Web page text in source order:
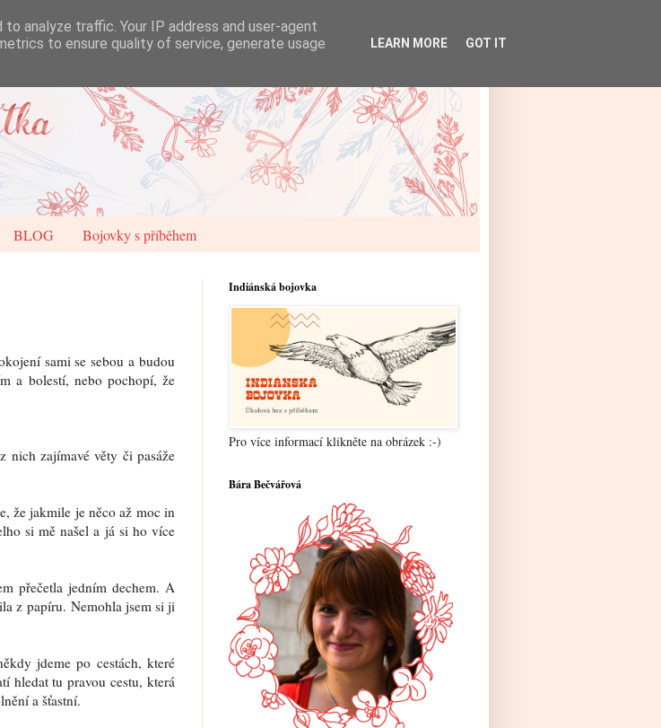
BLOG Bojovky s příběhem
sami se sebou a budou
a bolestí, nebo pochopí, že
nich zajímavé věty či pasáže
že jakmile je něco až moc in
si mě našel a já si ho více
přečetla jedním dechem. A
z papíru. Nemohla jsem si ji
jdeme po cestách, které
hledat tu pravou cestu, která
a šťastní.
Indiánská bojovka
Pro více informací klikněte na obrázek :-)
Bára Bečvářová
analyze traffic. Your IP address and user-agent
to ensure quality of service, generate usage
LEARN MORE GOT IT